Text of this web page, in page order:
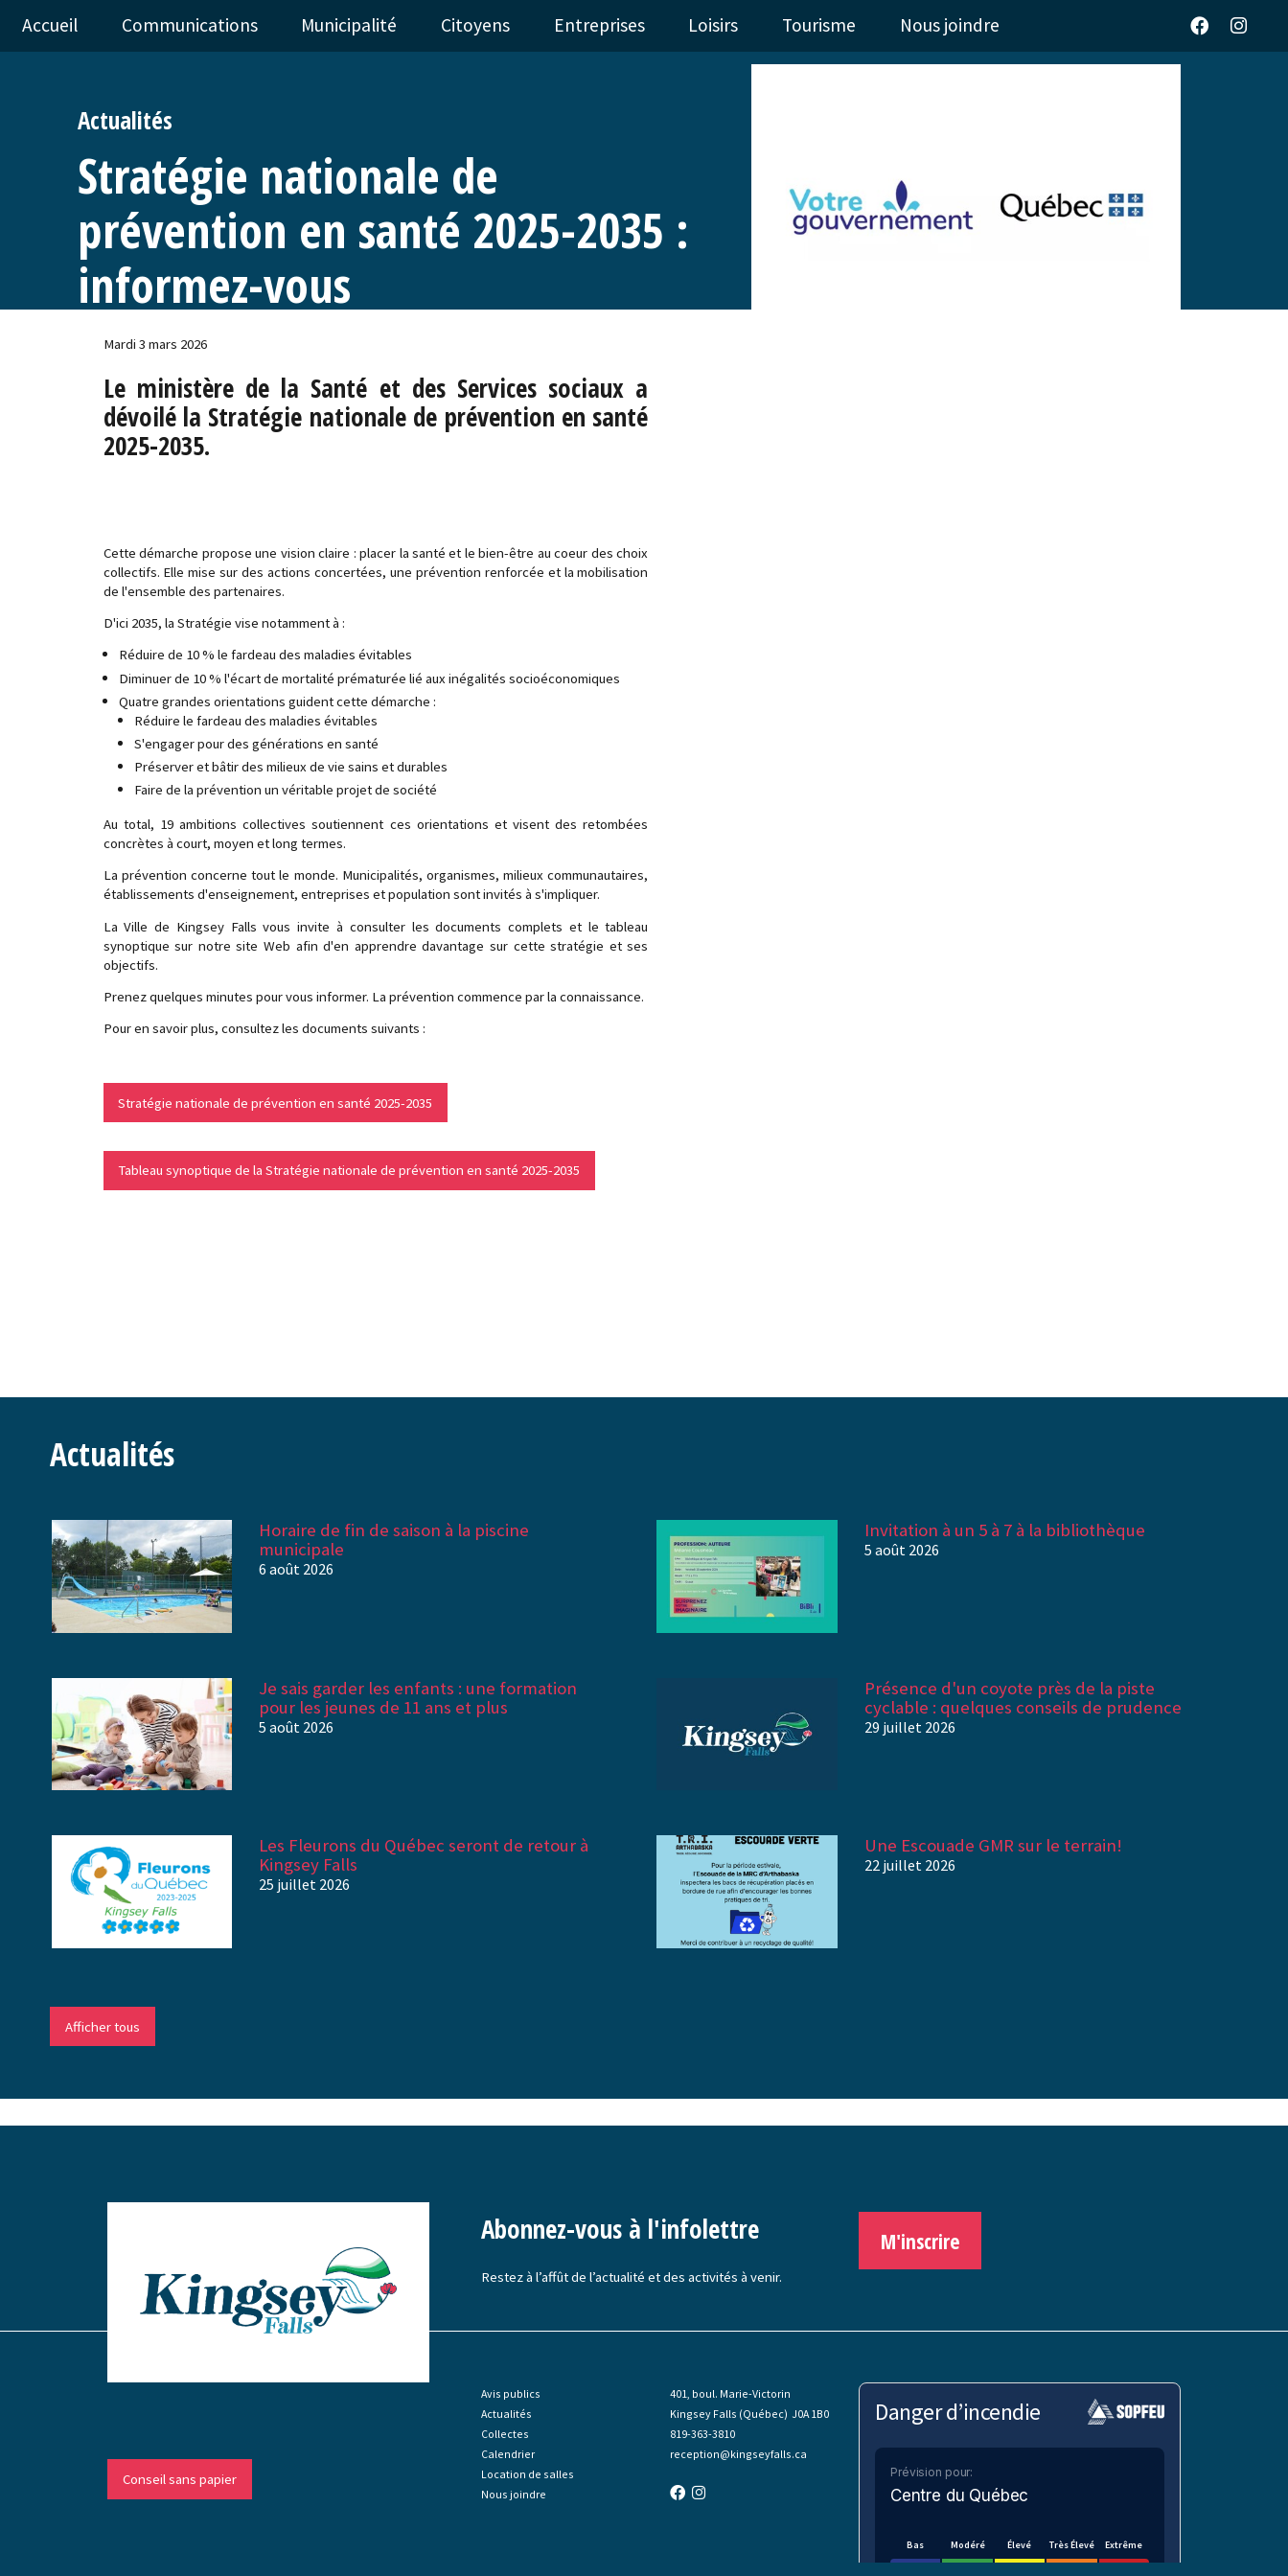
Accueil Communications Municipalité Citoyens Entreprises Loisirs Tourisme Nous joindre
Actualités
Stratégie nationale de
prévention en santé 2025-2035 :
informez-vous
Mardi 3 mars 2026
Le ministère de la Santé et des Services sociaux a
dévoilé la Stratégie nationale de prévention en santé
2025-2035.
Cette démarche propose une vision claire : placer la santé et le bien-être au coeur des choix
collectifs. Elle mise sur des actions concertées, une prévention renforcée et la mobilisation
de l'ensemble des partenaires.
D'ici 2035, la Stratégie vise notamment à :
Réduire de 10 % le fardeau des maladies évitables
Diminuer de 10 % l'écart de mortalité prématurée lié aux inégalités socioéconomiques
Quatre grandes orientations guident cette démarche :
Réduire le fardeau des maladies évitables
S'engager pour des générations en santé
Préserver et bâtir des milieux de vie sains et durables
Faire de la prévention un véritable projet de société
Au total, 19 ambitions collectives soutiennent ces orientations et visent des retombées
concrètes à court, moyen et long termes.
La prévention concerne tout le monde. Municipalités, organismes, milieux communautaires,
établissements d'enseignement, entreprises et population sont invités à s'impliquer.
La Ville de Kingsey Falls vous invite à consulter les documents complets et le tableau
synoptique sur notre site Web afin d'en apprendre davantage sur cette stratégie et ses
objectifs.
Prenez quelques minutes pour vous informer. La prévention commence par la connaissance.
Pour en savoir plus, consultez les documents suivants :
Stratégie nationale de prévention en santé 2025-2035
Tableau synoptique de la Stratégie nationale de prévention en santé 2025-2035
Actualités
Horaire de fin de saison à la piscine
municipale
6 août 2026
Invitation à un 5 à 7 à la bibliothèque
5 août 2026
Je sais garder les enfants : une formation
pour les jeunes de 11 ans et plus
5 août 2026
Présence d'un coyote près de la piste
cyclable : quelques conseils de prudence
29 juillet 2026
Les Fleurons du Québec seront de retour à
Kingsey Falls
25 juillet 2026
Une Escouade GMR sur le terrain!
22 juillet 2026
Afficher tous
Abonnez-vous à l'infolettre
Restez à l’affût de l’actualité et des activités à venir.
M'inscrire
Avis publics
Actualités
Collectes
Calendrier
Location de salles
Nous joindre
401, boul. Marie-Victorin
Kingsey Falls (Québec) J0A 1B0
819-363-3810
reception@kingseyfalls.ca
Conseil sans papier
Danger d’incendie
Prévision pour:
Centre du Québec
Bas Modéré Élevé Très Élevé Extrême